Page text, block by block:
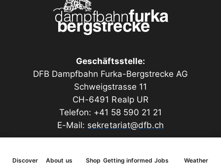
Discover About us Shop Getting informed Jobs Weather
Geschäftsstelle:
DFB Dampfbahn Furka-Bergstrecke AG
Schweigstrasse 11
CH-6491 Realp UR
Telefon: +41 58 590 21 21
E-Mail: sekretariat@dfb.ch